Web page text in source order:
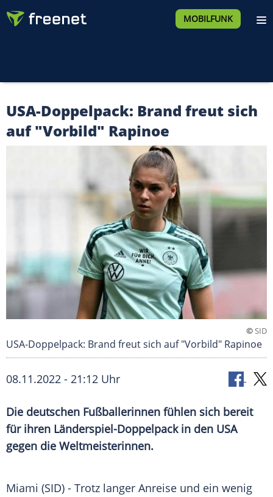
MOBILFUNK
USA-Doppelpack: Brand freut sich
auf "Vorbild" Rapinoe
©SID
USA-Doppelpack: Brand freut sich auf "Vorbild" Rapinoe
08.11.2022 - 21:12 Uhr
Die deutschen Fußballerinnen fühlen sich bereit
für ihren Länderspiel-Doppelpack in den USA
gegen die Weltmeisterinnen.
Miami (SID) - Trotz langer Anreise und ein wenig